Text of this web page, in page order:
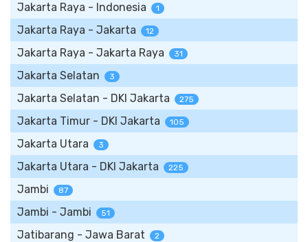
Jakarta Raya - Indonesia 1
Jakarta Raya - Jakarta 12
Jakarta Raya - Jakarta Raya 31
Jakarta Selatan 3
Jakarta Selatan - DKI Jakarta 275
Jakarta Timur - DKI Jakarta 105
Jakarta Utara 3
Jakarta Utara - DKI Jakarta 225
Jambi 87
Jambi - Jambi 51
Jatibarang - Jawa Barat 2